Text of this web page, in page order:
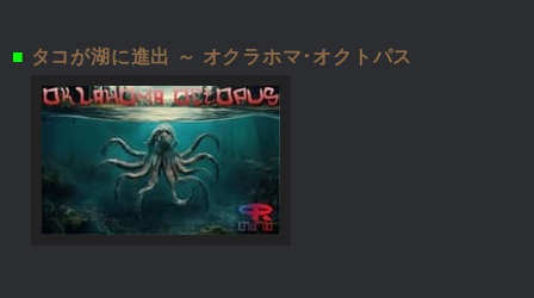
■ タコが湖に進出 ～ オクラホマ･オクトパス